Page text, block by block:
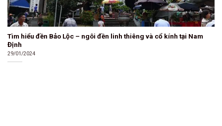
Tìm hiểu đền Bảo Lộc – ngôi đền linh thiêng và cổ kính tại Nam
Định
29/01/2024